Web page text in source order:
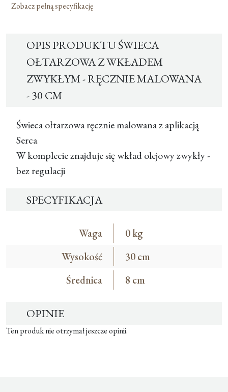
Zobacz pełną specyfikację
OPIS PRODUKTU ŚWIECA
OŁTARZOWA Z WKŁADEM
ZWYKŁYM - RĘCZNIE MALOWANA
- 30 CM
Świeca ołtarzowa ręcznie malowana z aplikacją
Serca
W komplecie znajduje się wkład olejowy zwykły -
bez regulacji
SPECYFIKACJA
Waga
0 kg
Wysokość
30 cm
Średnica
8 cm
OPINIE
Ten produk nie otrzymał jeszcze opinii.